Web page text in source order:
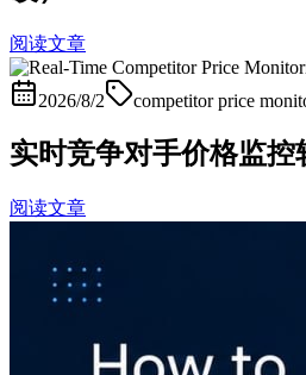
阅读文章
2026/8/2 competitor price
实时竞争对手价格监控
阅读文章